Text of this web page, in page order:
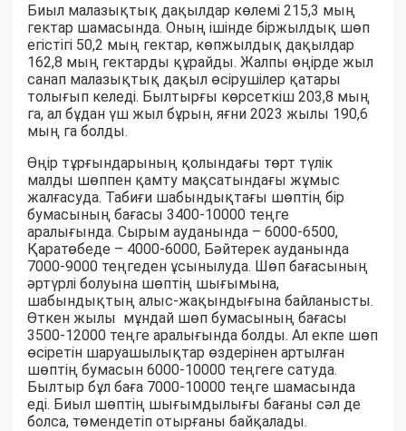
Биыл малазықтық дақылдар көлемі 215,3 мың
гектар шамасында. Оның ішінде біржылдық шөп
егістігі 50,2 мың гектар, көпжылдық дақылдар
162,8 мың гектарды құрайды. Жалпы өңірде жыл
санап малазықтық дақыл өсірушілер қатары
толығып келеді. Былтырғы көрсеткіш 203,8 мың
га, ал бұдан үш жыл бұрын, яғни 2023 жылы 190,6
мың га болды.
Өңір тұрғындарының қолындағы төрт түлік
малды шөппен қамту мақсатындағы жұмыс
жалғасуда. Табиғи шабындықтағы шөптің бір
бумасының бағасы 3400-10000 теңге
аралығында. Сырым ауданында – 6000-6500,
Қаратөбеде – 4000-6000, Бәйтерек ауданында
7000-9000 теңгеден ұсынылуда. Шөп бағасының
әртүрлі болуына шөптің шығымына,
шабындықтың алыс-жақындығына байланысты.
Өткен жылы мұндай шөп бумасының бағасы
3500-12000 теңге аралығында болды. Ал екпе шөп
өсіретін шаруашылықтар өздерінен артылған
шөптің бумасын 6000-10000 теңгеге сатуда.
Былтыр бұл баға 7000-10000 теңге шамасында
еді. Биыл шөптің шығымдылығы бағаны сәл де
болса, төмендетіп отырғаны байқалады.